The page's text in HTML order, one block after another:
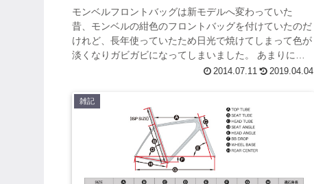
モンベルフロントバッグは新モデルへ変わっていた
昔、モンベルの紺色のフロントバッグを付けていたのだ
けれど、長年使っていたため日光で焼けてしまって色が
淡くなりガビガビになってしまいました。 あまりにボ
ロボロでやむなく退役しましたが、あれはいい...
2014.07.11 2019.04.04
雑記